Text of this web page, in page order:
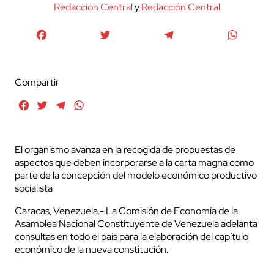
Redaccion CentralyRedacción Central
Compartir
FacebookTwitterTelegram
El organismo avanza en la recogida de propuestas de
aspectos que deben incorporarse a la carta magna como
parte de la concepción del modelo económico productivo
socialista
Caracas, Venezuela.- La Comisión de Economía de la
Asamblea Nacional Constituyente de Venezuela adelanta
consultas en todo el país para la elaboración del capítulo
económico de la nueva constitución.